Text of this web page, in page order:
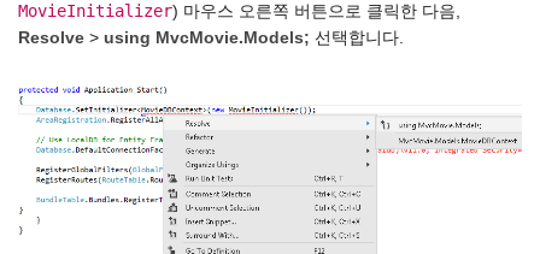
MovieInitializer) 마우스 오른쪽 버튼으로 클릭한 다음,
Resolve > using MvcMovie.Models; 선택합니다.